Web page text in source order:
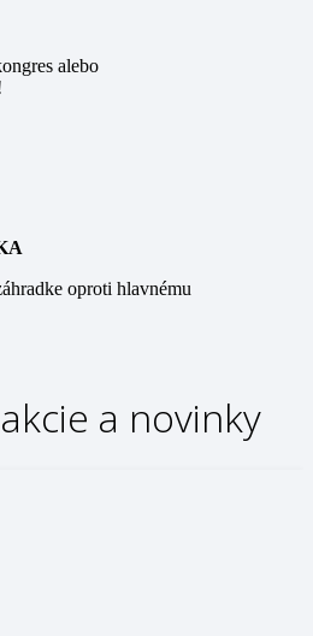
alebo
oproti hlavnému
a novinky